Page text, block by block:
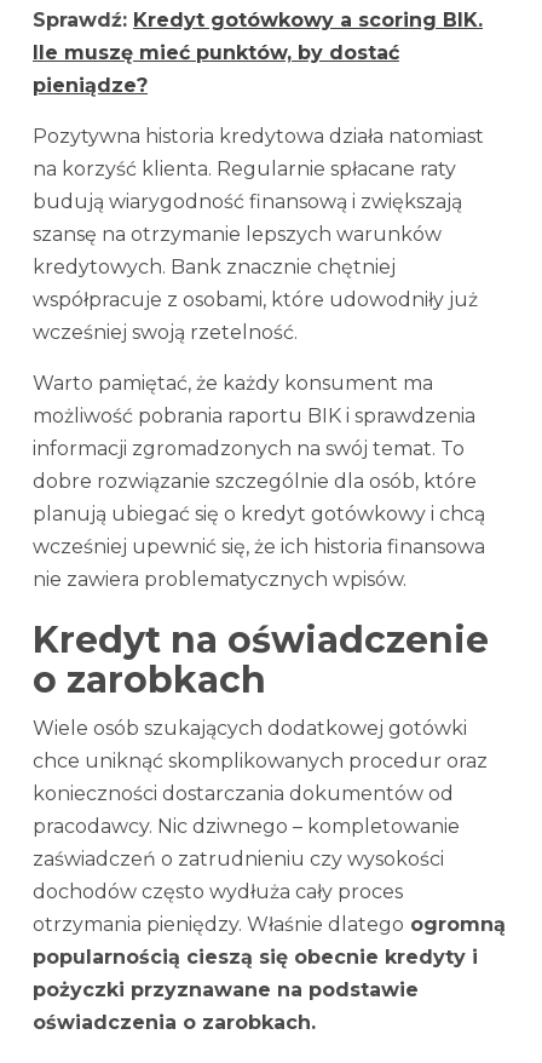
Sprawdź: Kredyt gotówkowy a scoring BIK.
Ile muszę mieć punktów, by dostać
pieniądze?
Pozytywna historia kredytowa działa natomiast
na korzyść klienta. Regularnie spłacane raty
budują wiarygodność finansową i zwiększają
szansę na otrzymanie lepszych warunków
kredytowych. Bank znacznie chętniej
współpracuje z osobami, które udowodniły już
wcześniej swoją rzetelność.
Warto pamiętać, że każdy konsument ma
możliwość pobrania raportu BIK i sprawdzenia
informacji zgromadzonych na swój temat. To
dobre rozwiązanie szczególnie dla osób, które
planują ubiegać się o kredyt gotówkowy i chcą
wcześniej upewnić się, że ich historia finansowa
nie zawiera problematycznych wpisów.
Kredyt na oświadczenie
o zarobkach
Wiele osób szukających dodatkowej gotówki
chce uniknąć skomplikowanych procedur oraz
konieczności dostarczania dokumentów od
pracodawcy. Nic dziwnego – kompletowanie
zaświadczeń o zatrudnieniu czy wysokości
dochodów często wydłuża cały proces
otrzymania pieniędzy. Właśnie dlatego ogromną
popularnością cieszą się obecnie kredyty i
pożyczki przyznawane na podstawie
oświadczenia o zarobkach.